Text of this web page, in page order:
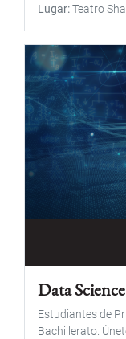
Lugar Teatro
Data
Estudiantes de
Bachillerato.